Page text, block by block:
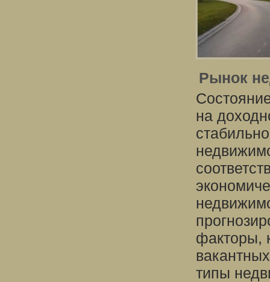
Рынок
на
факторы,
типы